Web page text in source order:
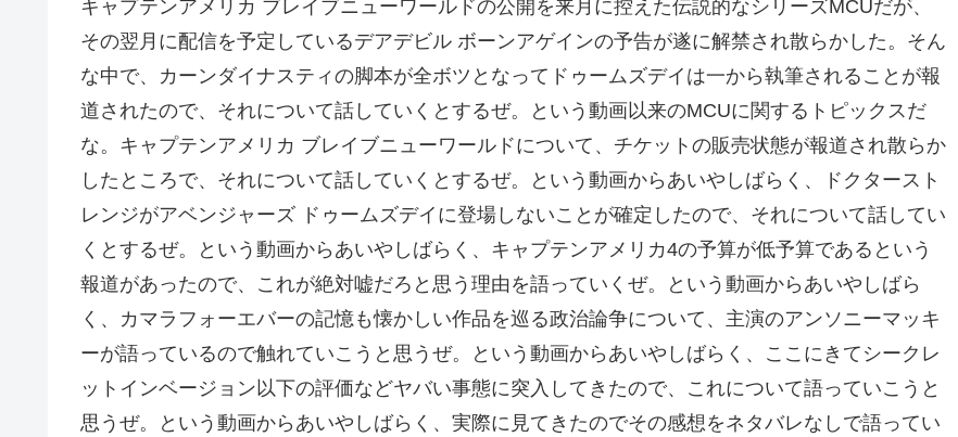
キャプテンアメリカ ブレイブニューワールドの公開を来月に控えた伝説的なシリーズMCUだが、
その翌月に配信を予定しているデアデビル ボーンアゲインの予告が遂に解禁され散らかした。そん
な中で、カーンダイナスティの脚本が全ボツとなってドゥームズデイは一から執筆されることが報
道されたので、それについて話していくとするぜ。という動画以来のMCUに関するトピックスだ
な。キャプテンアメリカ ブレイブニューワールドについて、チケットの販売状態が報道され散らか
したところで、それについて話していくとするぜ。という動画からあいやしばらく、ドクタースト
レンジがアベンジャーズ ドゥームズデイに登場しないことが確定したので、それについて話してい
くとするぜ。という動画からあいやしばらく、キャプテンアメリカ4の予算が低予算であるという
報道があったので、これが絶対嘘だろと思う理由を語っていくぜ。という動画からあいやしばら
く、カマラフォーエバーの記憶も懐かしい作品を巡る政治論争について、主演のアンソニーマッキ
ーが語っているので触れていこうと思うぜ。という動画からあいやしばらく、ここにきてシークレ
ットインベージョン以下の評価などヤバい事態に突入してきたので、これについて語っていこうと
思うぜ。という動画からあいやしばらく、実際に見てきたのでその感想をネタバレなしで語ってい